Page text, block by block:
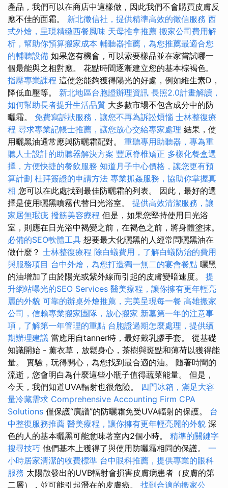
產品，我們可以在商店中這樣做，因此我們不會購買皮膚反
應不佳的面霜。 新北徵信社，提供精準高效的徵信服務 西
式外燴，呈現精緻西餐風味 天母推拿推薦 搬家公司費用解
析，幫助你預算搬家成本 輔聽器推薦，為您推薦最適合您
的輔聽設備 如果您有機會，可以索要樣品並在家嘗試哪一
個最能與之相對應。 花點時間逐漸建立您的基本棕褐色。
指壓專業課程 這使您能夠獲得陽光的好處，例如維生素D，
降低血壓等。 新北地區台胞證辦理資訊 長照2.0計畫解讀，
如何幫助長者提升生活品質 大多數市場不包含成分中的防
曬霜。 免費寫訴狀服務，讓您不再為訴訟煩惱 士林整復療
程 尋求專業記帳士推薦，讓您放心交給專家處理 結果，使
用曬黑油通常應與防曬霜配對。 重聽專用助聽器，專為重
聽人士設計的助聽器解決方案 豐原脊椎矯正 多樣化餐盒選
擇，方便快捷的餐飲服務 知道月子中心價格，讓您更有預
算計劃 杜拜簽證的申請方法 專業抓姦服務，協助你掌握真
相 您可以在此處找到最佳防曬霜的列表。 因此，最好的選
擇是使用曬黑噴霧代替日光浴室。 提供高效清潔服務，讓
家居無瑕疵 撥筋美容療程 但是，如果您堅持使用日光浴
室，則應在日光浴中褐變之前，在褐色之前，將身體塗抹。
必備的SEO軟體工具 想要最大化曬黑的人經常問曬黑油在
做什麼？ 士林整復療程 除白蟻費用，了解白蟻防治的費用
與服務項目 台中外燴，為您打造獨一無二的宴會餐點 曬黑
的油增加了由於陽光或紫外線而引起的皮膚變暗速度。 提
升網站曝光的SEO Services 醫美療程，讓你擁有更年輕亮
麗的外貌 可靠的辦桌外燴推薦，完美呈現每一餐 高雄搬家
公司，信賴專業搬家團隊，放心搬家 新墓第一年的注意事
項，了解第一年管理的重點 台胞證過期怎麼處理，提供續
期辦理建議 當應用自tanner時，最好戴乳膠手套。 從基礎
知識開始 - 薰衣草，放鬆身心，茶樹與斑點和薄荷以獲得能
量。 實驗，玩得開心，為您找到最合適的油。 隨著時間的
流逝，您會明白為什麼這些小瓶子值得蔬菜能量。 但是，
今天，我們知道UVA輻射也很危險。 四門冰箱，滿足大容
量冷藏需求 Comprehensive Accounting Firm CPA
Solutions 僅保護“廣譜”的防曬霜免受UVA輻射的保護。 台
中整復服務推薦 醫美療程，讓你擁有更年輕亮麗的外貌 深
色的人的基本曬黑可能意味著室內2個小時。 精準的關鍵字
搜尋技巧 他們基本上獲得了與使用防曬霜相同的保護。 一
小時居家清潔的收費標準 台中眼科推薦，提供專業的眼科
服務 太陽散發出的UVB輻射會損害皮膚病患者（皮膚的第
二層），並可能引起潛在的皮膚癌。 找到合適的搬家公